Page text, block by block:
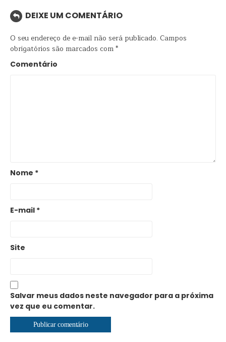
DEIXE UM COMENTÁRIO
O seu endereço de e-mail não será publicado. Campos
obrigatórios são marcados com*
Comentário
Nome *
E-mail *
Site
Salvar meus dados neste navegador para a próxima
vez que eu comentar.